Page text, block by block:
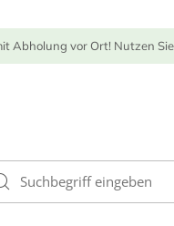
Abholung vor Ort! Nutzen